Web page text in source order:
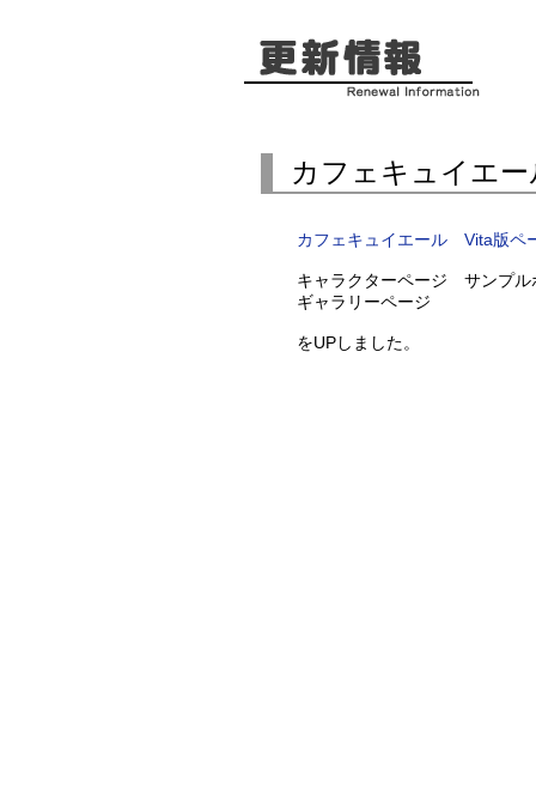
カフェキュイエ
カフェキュイエール Vita版ペ
キャラクターページ サンプル
ギャラリーページ
をUPしました。